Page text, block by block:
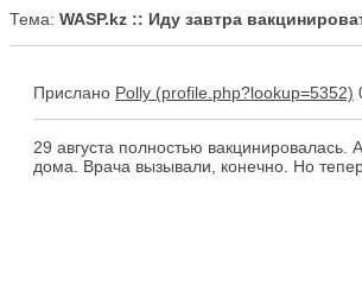
Тема: WASP.kz :: Иду завтра
Прислано Polly
29 августа полностью
дома. Врача вызывали, конечно. Но